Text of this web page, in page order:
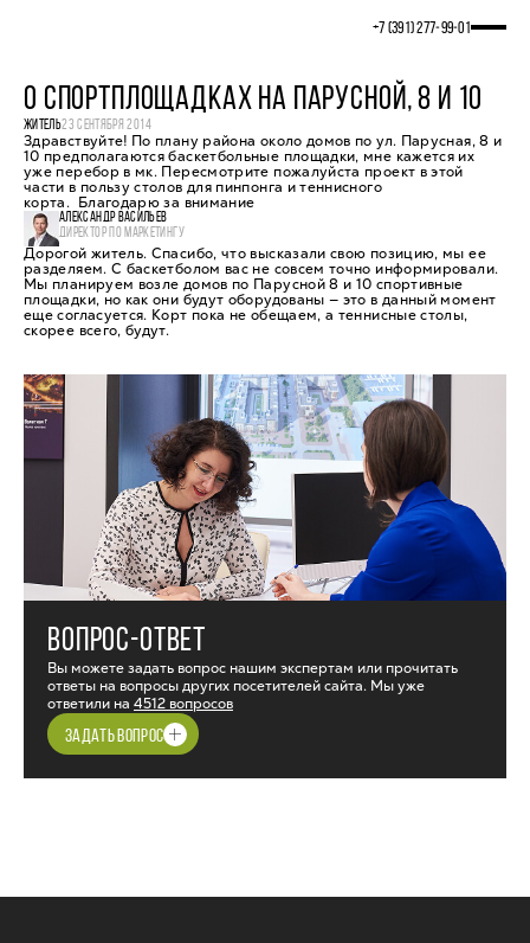
+7 (391) 277‒99‒01
О СПОРТПЛОЩАДКАХ НА ПАРУСНОЙ, 8 И 10
ЖИТЕЛЬ23 СЕНТЯБРЯ 2014
Здравствуйте! По плану района около домов по ул. Парусная, 8 и
10 предполагаются баскетбольные площадки, мне кажется их
уже перебор в мк. Пересмотрите пожалуйста проект в этой
части в пользу столов для пинпонга и теннисного
корта. Благодарю за внимание
АЛЕКСАНДР ВАСИЛЬЕВ
ДИРЕКТОР ПО МАРКЕТИНГУ
Дорогой житель. Спасибо, что высказали свою позицию, мы ее
разделяем. С баскетболом вас не совсем точно информировали.
Мы планируем возле домов по Парусной 8 и 10 спортивные
площадки, но как они будут оборудованы — это в данный момент
еще согласуется. Корт пока не обещаем, а теннисные столы,
скорее всего, будут.
ВОПРОС-ОТВЕТ
Вы можете задать вопрос нашим экспертам или прочитать
ответы на вопросы других посетителей сайта. Мы уже
ответили на 4512 вопросов
ЗАДАТЬ ВОПРОС